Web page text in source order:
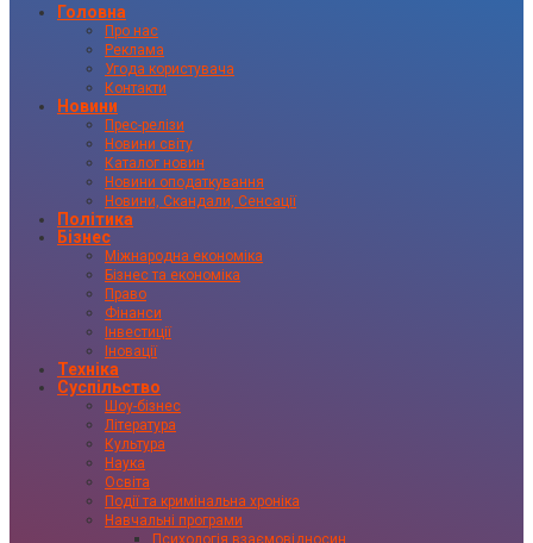
Головна
Про нас
Реклама
Угода користувача
Контакти
Новини
Прес-релізи
Новини світу
Каталог новин
Новини оподаткування
Новини, Скандали, Сенсації
Політика
Бізнес
Міжнародна економіка
Бізнес та економіка
Право
Фінанси
Інвестиції
Іновації
Техніка
Суспільство
Шоу-бізнес
Література
Культура
Наука
Освіта
Події та кримінальна хроніка
Навчальні програми
Психологія взаємовідносин